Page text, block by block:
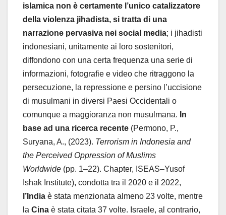
islamica non è certamente l’unico catalizzatore
della violenza jihadista, si tratta di una
narrazione pervasiva nei social media; i jihadisti
indonesiani, unitamente ai loro sostenitori,
diffondono con una certa frequenza una serie di
informazioni, fotografie e video che ritraggono la
persecuzione, la repressione e persino l’uccisione
di musulmani in diversi Paesi Occidentali o
comunque a maggioranza non musulmana. In
base ad una ricerca recente (Permono, P.,
Suryana, A., (2023). Terrorism in Indonesia and
the Perceived Oppression of Muslims
Worldwide (pp. 1–22). Chapter, ISEAS–Yusof
Ishak Institute), condotta tra il 2020 e il 2022,
l’India è stata menzionata almeno 23 volte, mentre
la Cina è stata citata 37 volte. Israele, al contrario,